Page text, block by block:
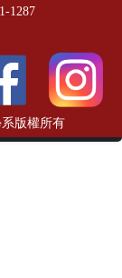
1287
版權所有